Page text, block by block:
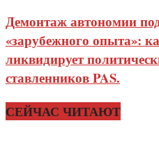
Демонтаж автономии
«зарубежного опыта»:
ликвидирует
ставленников PAS.
СЕЙЧАС ЧИТАЮТ